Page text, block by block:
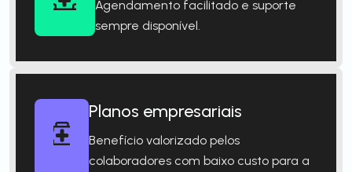
Agendamento facilitado e suporte
sempre disponível.
Planos empresariais
Benefício valorizado pelos
colaboradores com baixo custo para a